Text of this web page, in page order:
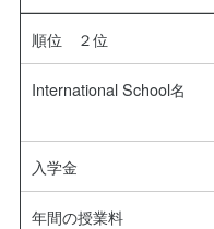
順位 ２位
International School名
入学金
年間の授業料